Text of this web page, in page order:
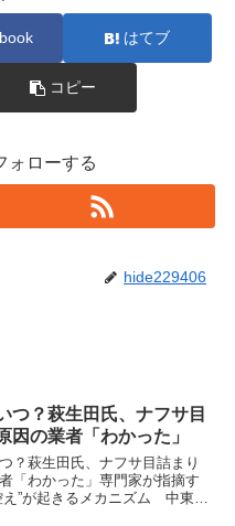
はてブ
コピー
ォローする
hide229406
つ？萩生田氏、ナフサ目
因の業者「わかった」
？萩生田氏、ナフサ目詰まり
「わかった」専門家が指摘す
え”が起きるメカニズム 中東情